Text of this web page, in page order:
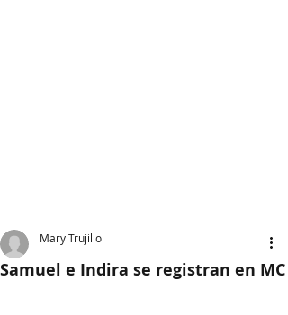
Samuel e Indira se registran en MC
Mary Trujillo